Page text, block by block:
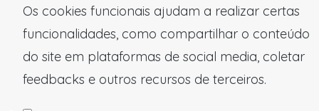
Os cookies funcionais ajudam a realizar certas
funcionalidades, como compartilhar o conteúdo
do site em plataformas de social media, coletar
feedbacks e outros recursos de terceiros.